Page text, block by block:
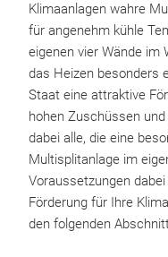
Klimaanlagen wahre
für angenehm kühle
eigenen vier Wände im
das Heizen besonders
Staat eine attraktive
hohen Zuschüssen
dabei alle, die eine
Multisplitanlage im
Voraussetzungen
Förderung für Ihre
den folgenden